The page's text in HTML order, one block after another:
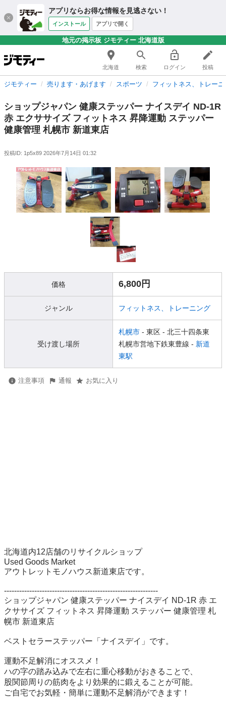
アプリならお得な情報を見逃さない！
インストール アプリで開く
地元の掲示板 ジモティー 北海道版
北海道 検索 ログイン 投稿
ジモティー 売ります・あげます スポーツ フィットネス、トレーニ
ショップジャパン 健康ステッパー ナイスデイ ND-1R
赤 エクササイズ フィットネス 昇降運動 ステッパー
健康管理 札幌市 新道東店
投稿ID: 1p5x89 2026年7月14日 01:32
価格 6,800円
ジャンル フィットネス、トレーニング
受け渡し場所
札幌市 - 東区 - 北三十四条東
札幌市営地下鉄東豊線 - 新道
東駅
注意事項 通報 お気に入り
北海道内12店舗のリサイクルショップ
Used Goods Market
アウトレットモノハウス新道東店です。
-------------------------------------------------------------
ショップジャパン 健康ステッパー ナイスデイ ND-1R 赤 エ
クササイズ フィットネス 昇降運動 ステッパー 健康管理 札
幌市 新道東店
ベストセラーステッパー「ナイスデイ」です。
運動不足解消にオススメ！
ハの字の踏み込みで左右に重心移動がおきることで、
股関節周りの筋肉をより効果的に鍛えることが可能。
ご自宅でお気軽・簡単に運動不足解消ができます！